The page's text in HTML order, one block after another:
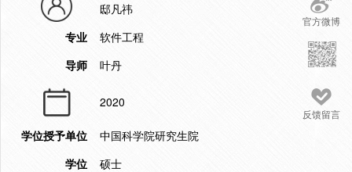
官方微博
反馈留言
邸凡祎
专业
软件工程
导师
叶丹
2020
学位授予单位
中国科学院研究生院
学位
硕士